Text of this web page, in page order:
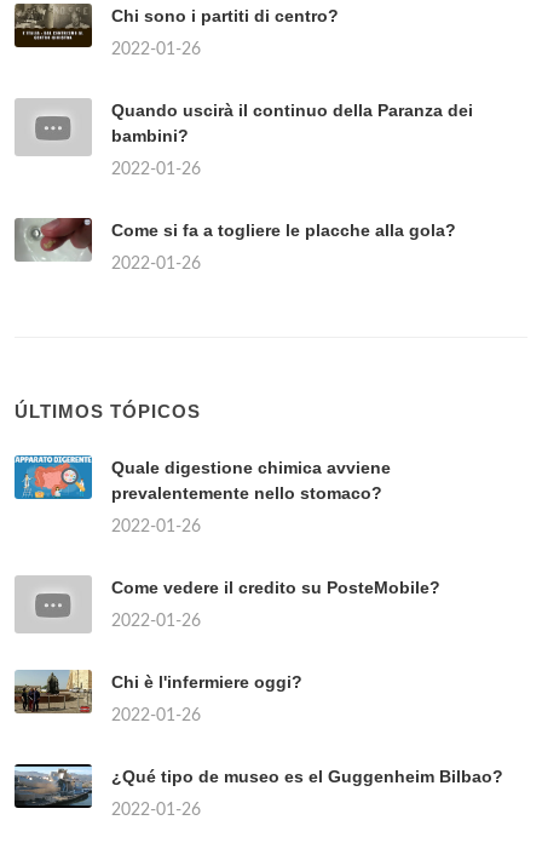
Chi sono i partiti di centro?
2022-01-26
Quando uscirà il continuo della Paranza dei
bambini?
2022-01-26
Come si fa a togliere le placche alla gola?
2022-01-26
ÚLTIMOS TÓPICOS
Quale digestione chimica avviene
prevalentemente nello stomaco?
2022-01-26
Come vedere il credito su PosteMobile?
2022-01-26
Chi è l'infermiere oggi?
2022-01-26
¿Qué tipo de museo es el Guggenheim Bilbao?
2022-01-26